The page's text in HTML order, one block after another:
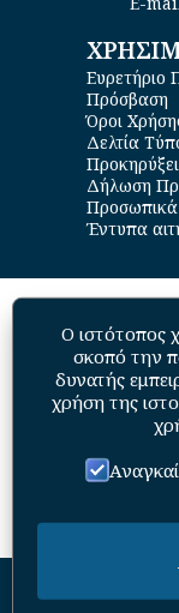
Πρόσβαση
Όροι
Δελτία
Δήλωση
Έντυπα
Ο ιστότοπος
σκοπό την
δυνατής
χρήση της